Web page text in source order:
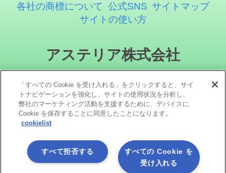
各社の商標について 公式SNS サイトマップ
サイトの使い方
アステリア株式会社
ソーシャルメディア
「すべての Cookie を受け入れる」をクリックすると、サイ
トナビゲーションを強化し、サイトの使用状況を分析し、
弊社のマーケティング活動を支援するために、デバイスに
Cookie を保存することに同意したことになります。
cookielist
すべての Cookie を
受け入れる
すべて拒否する